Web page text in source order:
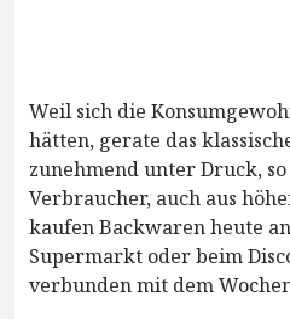
Weil sich die
hätten, gerate das
zunehmend unter Druck, so
Verbraucher, auch aus
kaufen Backwaren heute
Supermarkt oder beim
verbunden mit dem